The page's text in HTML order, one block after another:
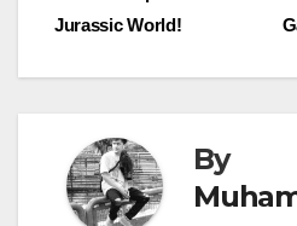
navigation
Jurassic World!
By